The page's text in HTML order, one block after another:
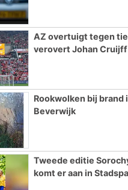
AZ overtuigt tegen
verovert Johan Cruijff
Rookwolken bij brand
Beverwijk
Tweede editie
komt er aan in